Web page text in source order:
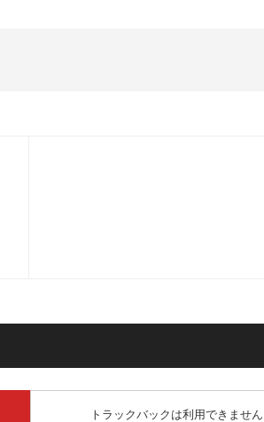
トラックバックは利用できません